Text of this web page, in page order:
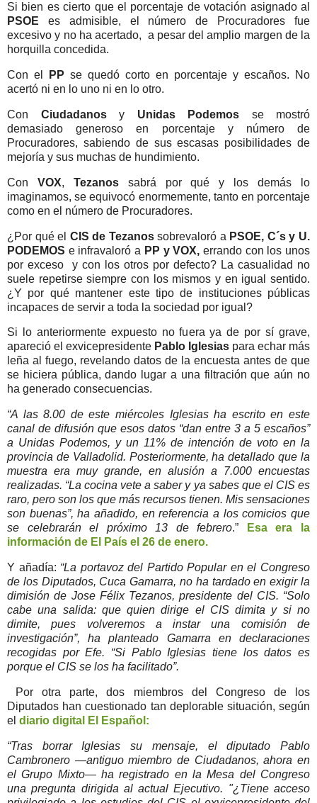
Si bien es cierto que el porcentaje de votación asignado al
PSOE es admisible, el número de Procuradores fue
excesivo y no ha acertado, a pesar del amplio margen de la
horquilla concedida.
Con el PP se quedó corto en porcentaje y escaños. No
acertó ni en lo uno ni en lo otro.
Con Ciudadanosy Unidas Podemos se mostró
demasiado generoso en porcentaje y número de
Procuradores, sabiendo de sus escasas posibilidades de
mejoría y sus muchas de hundimiento.
Con VOX, Tezanossabrá por qué y los demás lo
imaginamos, se equivocó enormemente, tanto en porcentaje
como en el número de Procuradores.
¿Por qué el CIS de Tezanossobrevaloró a PSOE, C´s y U.
PODEMOS e infravaloró a PP y VOX, errando con los unos
por exceso y con los otros por defecto? La casualidad no
suele repetirse siempre con los mismos y en igual sentido.
¿Y por qué mantener este tipo de instituciones públicas
incapaces de servir a toda la sociedad por igual?
Si lo anteriormente expuesto no fuera ya de por sí grave,
apareció el exvicepresidente Pablo Iglesias para echar más
leña al fuego, revelando datos de la encuesta antes de que
se hiciera pública, dando lugar a una filtración que aún no
ha generado consecuencias.
“A las 8.00 de este miércoles Iglesias ha escrito en este
canal de difusión que esos datos “dan entre 3 a 5 escaños”
a Unidas Podemos, y un 11% de intención de voto en la
provincia de Valladolid. Posteriormente, ha detallado que la
muestra era muy grande, en alusión a 7.000 encuestas
realizadas. “La cocina vete a saber y ya sabes que el CIS es
raro, pero son los que más recursos tienen. Mis sensaciones
son buenas”, ha añadido, en referencia a los comicios que
se celebrarán el próximo 13 de febrero.”
Esa era la
información de El País el 26 de enero.
Y añadía: “La portavoz del Partido Popular en el Congreso
de los Diputados, Cuca Gamarra, no ha tardado en exigir la
dimisión de Jose Félix Tezanos, presidente del CIS. “Solo
cabe una salida: que quien dirige el CIS dimita y si no
dimite, pues volveremos a instar una comisión de
investigación”, ha planteado Gamarra en declaraciones
recogidas por Efe. “Si Pablo Iglesias tiene los datos es
porque el CIS se los ha facilitado”.
Por otra parte, dos miembros del Congreso de los
Diputados han cuestionado tan deplorable situación, según
el diario digital El Español:
“Tras borrar Iglesias su mensaje, el diputado Pablo
Cambronero —antiguo miembro de Ciudadanos, ahora en
el Grupo Mixto— ha registrado en la Mesa del Congreso
una pregunta dirigida al actual Ejecutivo. "¿Tiene acceso